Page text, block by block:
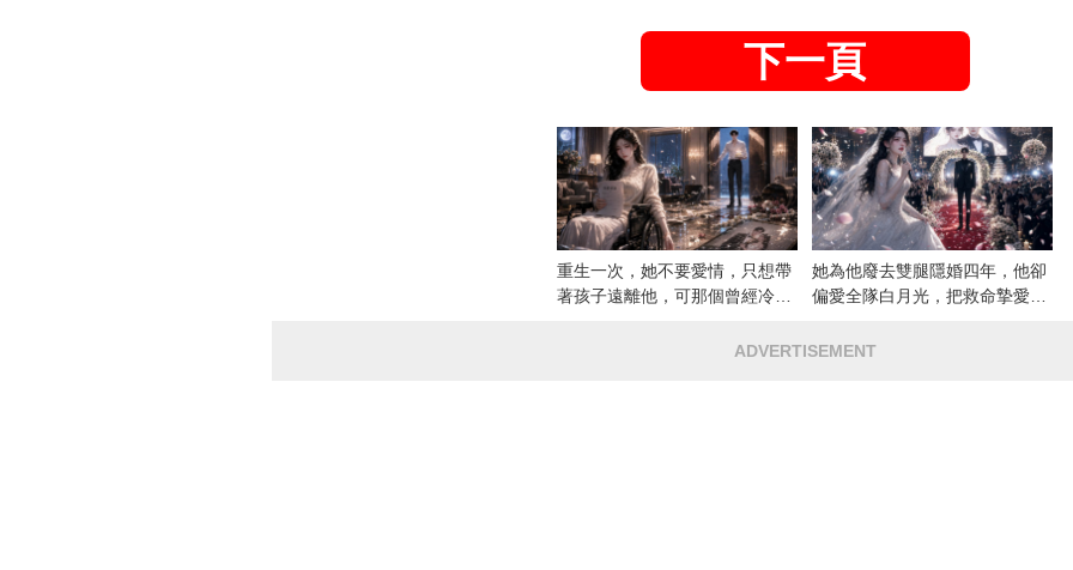
下一頁
重生一次，她不要愛情，只想帶
著孩子遠離他，可那個曾經冷漠
她為他廢去雙腿隱婚四年，他卻
偏愛全隊白月光，把救命摯愛當
ADVERTISEMENT